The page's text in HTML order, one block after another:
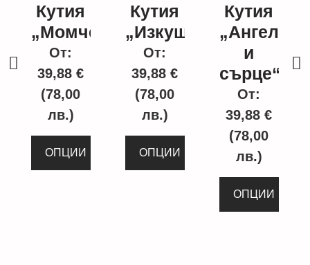
Кутия
„Момче“
От:
39,88€
(78,00
лв.)
ОПЦИИ
Кутия
„Изкушение“
От:
39,88€
(78,00
лв.)
ОПЦИИ
Кутия
„Ангел
и
сърце“
От:
39,88€
(78,00
лв.)
ОПЦИИ